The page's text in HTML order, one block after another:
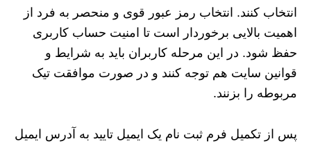
انتخاب کنند. انتخاب رمز عبور قوی و منحصر به فرد از
اهمیت بالایی برخوردار است تا امنیت حساب کاربری
حفظ شود. در این مرحله کاربران باید به شرایط و
قوانین سایت هم توجه کنند و در صورت موافقت تیک
مربوطه را بزنند.
پس از تکمیل فرم ثبت نام یک ایمیل تایید به آدرس ایمیل